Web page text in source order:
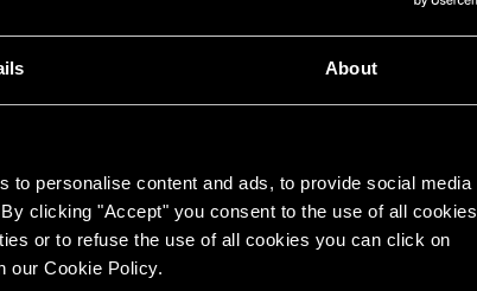
About
to personalise content and ads, to provide social media
clicking "Accept" you consent to the use of all cookies
or to refuse the use of all cookies you can click on
our Cookie Policy.